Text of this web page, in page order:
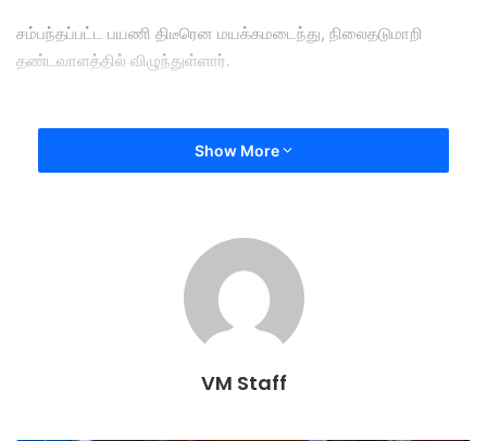
சம்பந்தப்பட்ட பயணி திடீரென மயக்கமடைந்து, நிலைதடுமாறி
தண்டவாளத்தில் விழுந்துள்ளார்.
இதைத் தொடர்ந்து, பாதுகாப்பு முன்னெச்சரிக்கையாக அந்த
மீட்புக் குழுவினர் விரைந்து செயல்பட்டு, அந்தப் பயணியைப்
Show More
VM Staff